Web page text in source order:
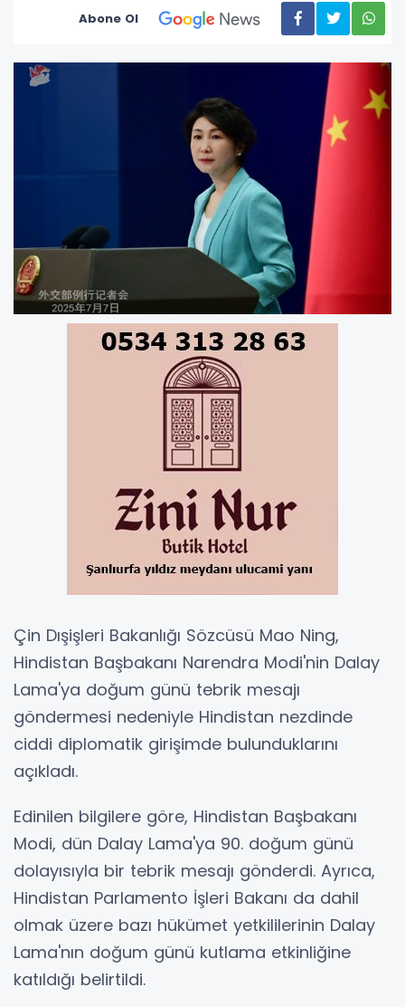
Abone Ol
Çin Dışişleri Bakanlığı Sözcüsü Mao Ning,
Hindistan Başbakanı Narendra Modi'nin Dalay
Lama'ya doğum günü tebrik mesajı
göndermesi nedeniyle Hindistan nezdinde
ciddi diplomatik girişimde bulunduklarını
açıkladı.
Edinilen bilgilere göre, Hindistan Başbakanı
Modi, dün Dalay Lama'ya 90. doğum günü
dolayısıyla bir tebrik mesajı gönderdi. Ayrıca,
Hindistan Parlamento İşleri Bakanı da dahil
olmak üzere bazı hükümet yetkililerinin Dalay
Lama'nın doğum günü kutlama etkinliğine
katıldığı belirtildi.